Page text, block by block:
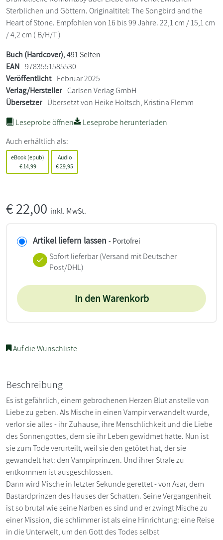
Sterblichen und Göttern. Originaltitel: The Songbird and the
Heart of Stone. Empfohlen von 16 bis 99 Jahre. 22,1 cm / 15,1 cm
/ 4,2 cm ( B/H/T )
Buch (Hardcover), 491 Seiten
EAN 9783551585530
Veröffentlicht Februar 2025
Verlag/Hersteller Carlsen Verlag GmbH
Übersetzer Übersetzt von Heike Holtsch, Kristina Flemm
Leseprobe öffnen
Leseprobe herunterladen
Auch erhältlich als:
eBook (epub)
€14,99
Audio
€29,95
€22,00 inkl. MwSt.
Artikel liefern lassen - Portofrei
Sofort lieferbar(Versand mit Deutscher
Post/DHL)
In den Warenkorb
Auf die Wunschliste
Beschreibung
Es ist gefährlich, einem gebrochenen Herzen Blut anstelle von
Liebe zu geben. Als Mische in einen Vampir verwandelt wurde,
verlor sie alles - ihr Zuhause, ihre Menschlichkeit und die Liebe
des Sonnengottes, dem sie ihr Leben gewidmet hatte. Nun ist
sie zum Tode verurteilt, weil sie den getötet hat, der sie
gewandelt hat: den Vampirprinzen. Und ihrer Strafe zu
entkommen ist ausgeschlossen.
Dann wird Mische in letzter Sekunde gerettet - von Asar, dem
Bastardprinzen des Hauses der Schatten. Seine Vergangenheit
ist so brutal wie seine Narben es sind und er zwingt Mische zu
einer Mission, die schlimmer ist als eine Hinrichtung: eine Reise
in die Unterwelt, um den Gott des Todes selbst